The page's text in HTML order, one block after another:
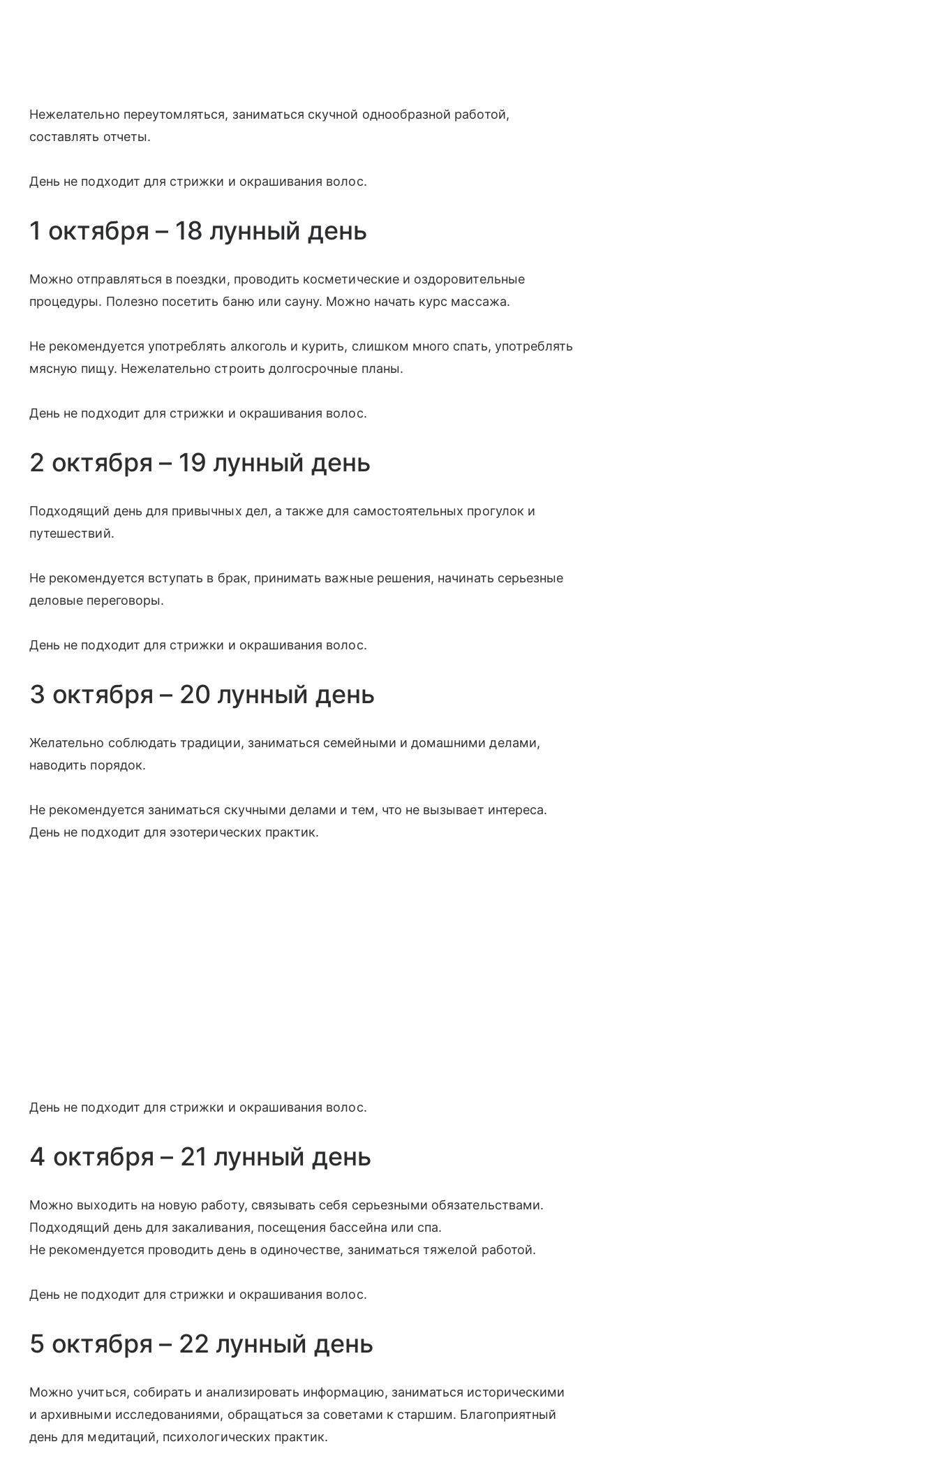
Нежелательно переутомляться, заниматься скучной однообразной работой,
составлять отчеты.
День не подходит для стрижки и окрашивания волос.
1 октября – 18 лунный день
Можно отправляться в поездки, проводить косметические и оздоровительные
процедуры. Полезно посетить баню или сауну. Можно начать курс массажа.
Не рекомендуется употреблять алкоголь и курить, слишком много спать, употреблять
мясную пищу. Нежелательно строить долгосрочные планы.
День не подходит для стрижки и окрашивания волос.
2 октября – 19 лунный день
Подходящий день для привычных дел, а также для самостоятельных прогулок и
путешествий.
Не рекомендуется вступать в брак, принимать важные решения, начинать серьезные
деловые переговоры.
День не подходит для стрижки и окрашивания волос.
3 октября – 20 лунный день
Желательно соблюдать традиции, заниматься семейными и домашними делами,
наводить порядок.
Не рекомендуется заниматься скучными делами и тем, что не вызывает интереса.
День не подходит для эзотерических практик.
День не подходит для стрижки и окрашивания волос.
4 октября – 21 лунный день
Можно выходить на новую работу, связывать себя серьезными обязательствами.
Подходящий день для закаливания, посещения бассейна или спа.
Не рекомендуется проводить день в одиночестве, заниматься тяжелой работой.
День не подходит для стрижки и окрашивания волос.
5 октября – 22 лунный день
Можно учиться, собирать и анализировать информацию, заниматься историческими
и архивными исследованиями, обращаться за советами к старшим. Благоприятный
день для медитаций, психологических практик.